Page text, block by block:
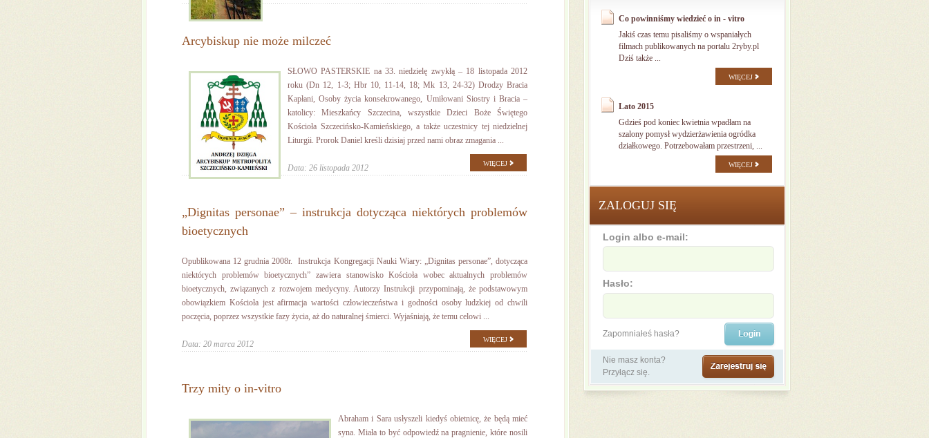
Arcybiskup nie może milczeć
SŁOWO PASTERSKIE na 33. niedzielę zwykłą – 18 listopada 2012
roku (Dn 12, 1-3; Hbr 10, 11-14, 18; Mk 13, 24-32) Drodzy Bracia
Kapłani, Osoby życia konsekrowanego, Umiłowani Siostry i Bracia –
katolicy: Mieszkańcy Szczecina, wszystkie Dzieci Boże Świętego
Kościoła Szczecińsko-Kamieńskiego, a także uczestnicy tej niedzielnej
Liturgii. Prorok Daniel kreśli dzisiaj przed nami obraz zmagania ...
Data: 26 listopada 2012 WIĘCEJ
„Dignitas personae” – instrukcja dotycząca niektórych problemów
bioetycznych
Opublikowana 12 grudnia 2008r. Instrukcja Kongregacji Nauki Wiary: „Dignitas personae”, dotycząca
niektórych problemów bioetycznych” zawiera stanowisko Kościoła wobec aktualnych problemów
bioetycznych, związanych z rozwojem medycyny. Autorzy Instrukcji przypominają, że podstawowym
obowiązkiem Kościoła jest afirmacja wartości człowieczeństwa i godności osoby ludzkiej od chwili
poczęcia, poprzez wszystkie fazy życia, aż do naturalnej śmierci. Wyjaśniają, że temu celowi ...
Data: 20 marca 2012 WIĘCEJ
Trzy mity o in-vitro
Abraham i Sara usłyszeli kiedyś obietnicę, że będą mieć
syna. Miała to być odpowiedź na pragnienie, które nosili
Co powinniśmy wiedzieć o in - vitro
Jakiś czas temu pisaliśmy o wspaniałych
filmach publikowanych na portalu 2ryby.pl
Dziś także ...
WIĘCEJ
Lato 2015
Gdzieś pod koniec kwietnia wpadłam na
szalony pomysł wydzierżawienia ogródka
działkowego. Potrzebowałam przestrzeni, ...
WIĘCEJ
ZALOGUJ SIĘ
Login albo e-mail:
Hasło:
Zapomniałeś hasła?
Nie masz konta?
Przyłącz się.